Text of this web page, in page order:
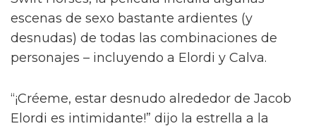
Y para complicar aún más la situación, a pesar
del contacto entre Julius y Muriel, Julius tiene
una apasionada aventura con Henry (Diego
Calva), a quien conoce en un casino de Las